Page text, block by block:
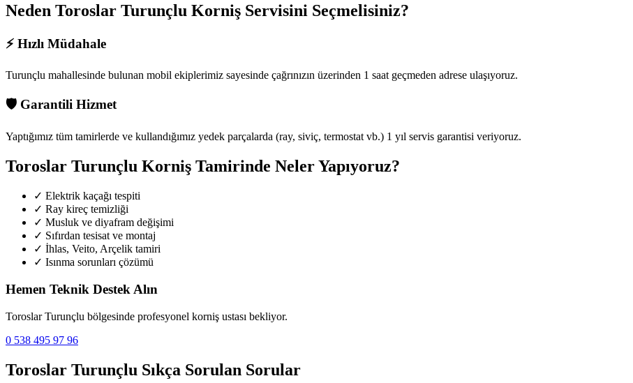
Neden Toroslar Turunçlu Korniş Servisini Seçmelisiniz?
⚡ Hızlı Müdahale
Turunçlu mahallesinde bulunan mobil ekiplerimiz sayesinde çağrınızın üzerinden 1 saat geçmeden adrese ulaşıyoruz.
🛡️ Garantili Hizmet
Yaptığımız tüm tamirlerde ve kullandığımız yedek parçalarda (ray, siviç, termostat vb.) 1 yıl servis garantisi veriyoruz.
Toroslar Turunçlu Korniş Tamirinde Neler Yapıyoruz?
✓ Elektrik kaçağı tespiti
✓ Ray kireç temizliği
✓ Musluk ve diyafram değişimi
✓ Sıfırdan tesisat ve montaj
✓ İhlas, Veito, Arçelik tamiri
✓ Isınma sorunları çözümü
Hemen Teknik Destek Alın
Toroslar Turunçlu bölgesinde profesyonel korniş ustası bekliyor.
0 538 495 97 96
Toroslar Turunçlu Sıkça Sorulan Sorular